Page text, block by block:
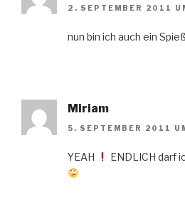
2. SEPTEMBER 2011
nun bin ich auch ein
Miriam
5. SEPTEMBER 2011
YEAH ENDLICH darf